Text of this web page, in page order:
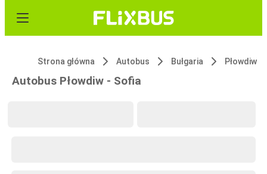
Strona główna Autobus Bułgaria Płowdiw
Autobus Płowdiw - Sofia